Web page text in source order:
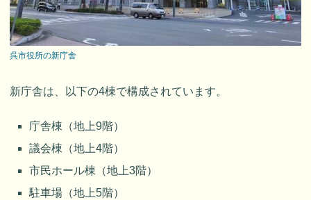
呉市役所の新庁舎
新庁舎は、以下の4棟で構成されています。
庁舎棟（地上9階）
議会棟（地上4階）
市民ホール棟（地上3階）
駐車場（地上5階）